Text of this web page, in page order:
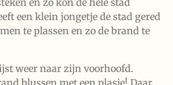
en zo kon de hele stad
een klein jongetje de stad gered
te plassen en zo de brand te
weer naar zijn voorhoofd.
blussen met een plasje! Daar